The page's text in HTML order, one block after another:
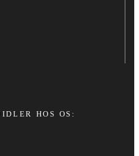
HOS OS: